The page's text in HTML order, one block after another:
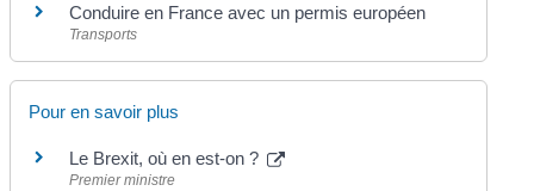
Conduire en France avec un permis européen
Transports
Pour en savoir plus
Le Brexit, où en est-on ?
Premier ministre